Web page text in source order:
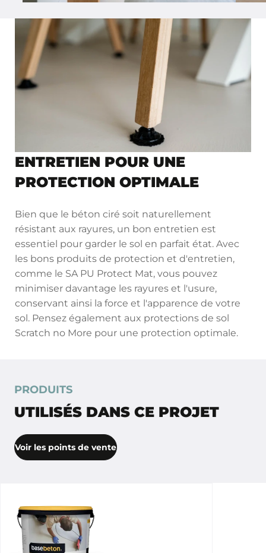
ENTRETIEN POUR UNE
PROTECTION OPTIMALE
Bien que le béton ciré soit naturellement
résistant aux rayures, un bon entretien est
essentiel pour garder le sol en parfait état. Avec
les bons produits de protection et d'entretien,
comme le SA PU Protect Mat, vous pouvez
minimiser davantage les rayures et l'usure,
conservant ainsi la force et l'apparence de votre
sol. Pensez également aux protections de sol
Scratch no More pour une protection optimale.
PRODUITS
UTILISÉS DANS CE PROJET
Voir les points de vente